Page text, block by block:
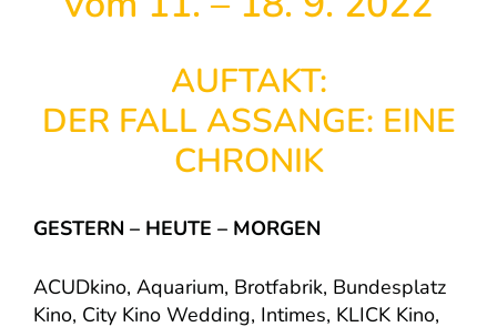
AUFTAKT:
DER FALL ASSANGE: EINE
CHRONIK
GESTERN – HEUTE – MORGEN
ACUDkino, Aquarium, Brotfabrik, Bundesplatz
Kino, City Kino Wedding, Intimes, KLICK Kino,